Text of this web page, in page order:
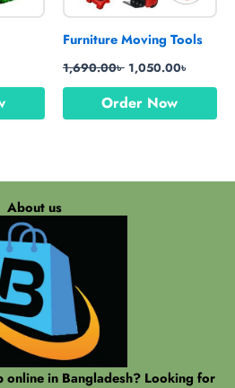
Furniture Moving Tools
1,690.00৳ 1,050.00৳
Order Now
About us
in Bangladesh? Looking for